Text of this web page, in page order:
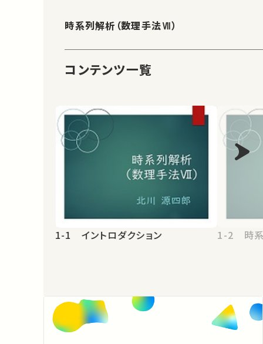
時系列解析（数理手法Ⅶ）
コンテンツ一覧
1-1 イントロダクション 1-2 時系